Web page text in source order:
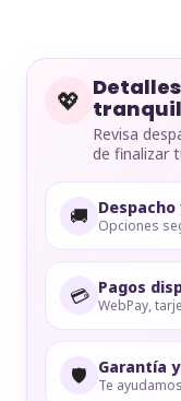
💖
Revisa
de finalizar
🚚 Opciones
💳 Pagos
WebPay,
🛡️ Garantía
Te